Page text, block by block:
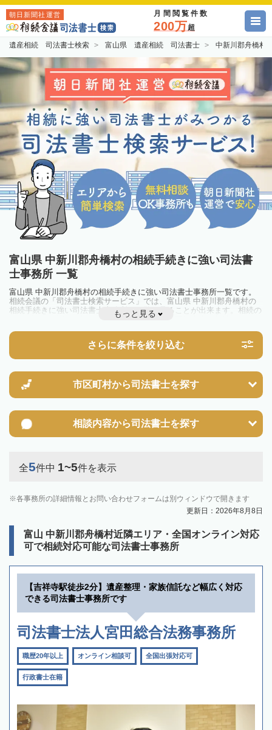
朝日新聞社運営 月間閲覧件数
200万超
遺産相続 司法書士検索 富山県 遺産相続 司法書士 中新川郡舟橋
富山県 中新川郡舟橋村の相続手続きに強い司法書
士事務所 一覧
富山県 中新川郡舟橋村の相続手続きに強い司法書士事務所一覧です。
相続会議の「司法書士検索サービス」では、富山県 中新川郡舟橋村の
相続手続きに強い司法書士事務所を一覧で見ることが出来ます。相続の
トラブルやお悩みを抱えている方は一度近隣の司法書士に相談してみま
もっと見る
さらに条件を絞り込む
市区町村から司法書士を探す
相談内容から司法書士を探す
全5件中 1~5件を表示
各事務所の詳細情報とお問い合わせフォームは別ウィンドウで開きます
更新日：2026年8月8日
富山 中新川郡舟橋村近隣エリア・全国オンライン対応
可で相続対応可能な司法書士事務所
【吉祥寺駅徒歩2分】遺産整理・家族信託など幅広く対応
できる司法書士事務所です
司法書士法人宮田総合法務事務所
職歴20年以上 オンライン相談可 全国出張対応可
行政書士在籍